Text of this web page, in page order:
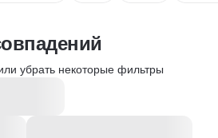
убрать некоторые фильтры